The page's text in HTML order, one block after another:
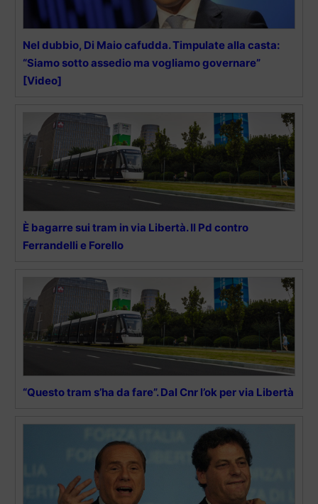
Nel dubbio, Di Maio cafudda. Timpulate alla casta:
“Siamo sotto assedio ma vogliamo governare”
[Video]
È bagarre sui tram in via Libertà. Il Pd contro
Ferrandelli e Forello
“Questo tram s’ha da fare”. Dal Cnr l’ok per via Libertà